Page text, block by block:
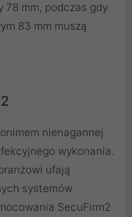
78 mm, podczas gdy
83 mm muszą
nienagannej
wykonania.
ufają
systemów
SecuFirm2